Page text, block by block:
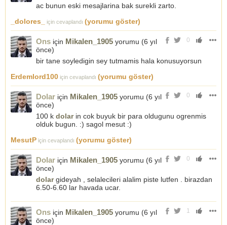
ac bunun eski mesajlarina bak surekli zarto.
_dolores_
için cevaplandı (yorumu göster)
0
Ons için Mikalen_1905 yorumu (6 yıl
önce)
bir tane soyledigin sey tutmamis hala konusuyorsun
Erdemlord100 için cevaplandı (yorumu göster)
0
Dolar için Mikalen_1905 yorumu (6 yıl
önce)
100 k dolarin cok buyuk bir para oldugunu ogrenmis
olduk bugun. :) sagol mesut :)
MesutP için cevaplandı (yorumu göster)
0
Dolar için Mikalen_1905 yorumu (6 yıl
önce)
dolargideyah , selalecileri alalim piste lutfen . birazdan
6.50-6.60 lar havada ucar.
1
Ons için Mikalen_1905 yorumu (6 yıl
önce)